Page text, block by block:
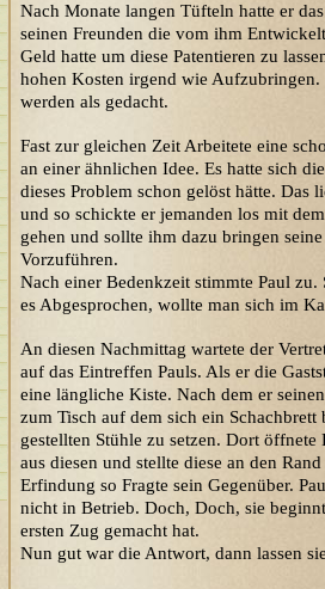
Nach Monate langen Tüfteln hatte er
seinen Freunden die vom ihm
Geld hatte um diese Patentieren zu
hohen Kosten irgend wie
werden als gedacht.
Fast zur gleichen Zeit Arbeitete eine
an einer ähnlichen Idee. Es hatte sich
dieses Problem schon gelöst hätte. Das
und so schickte er jemanden los mit
gehen und sollte ihm dazu bringen
Vorzuführen.
Nach einer Bedenkzeit stimmte Paul zu.
es Abgesprochen, wollte man sich im
An diesen Nachmittag wartete der
auf das Eintreffen Pauls. Als er die
eine längliche Kiste. Nach dem er
zum Tisch auf dem sich ein
gestellten Stühle zu setzen. Dort
aus diesen und stellte diese an den
Erfindung so Fragte sein Gegenüber.
nicht in Betrieb. Doch, Doch, sie
ersten Zug gemacht hat.
Nun gut war die Antwort, dann lassen